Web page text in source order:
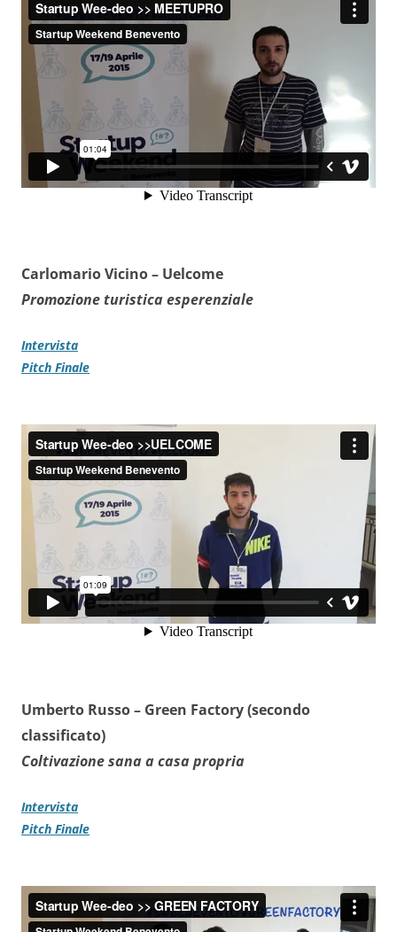
Carlomario Vicino – Uelcome
Promozione turistica esperenziale
Intervista
Pitch Finale
Umberto Russo – Green Factory (secondo
classificato)
Coltivazione sana a casa propria
Intervista
Pitch Finale